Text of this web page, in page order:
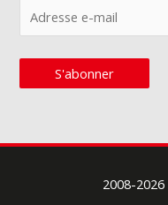
d
r
e
S'abonner
2008-2026